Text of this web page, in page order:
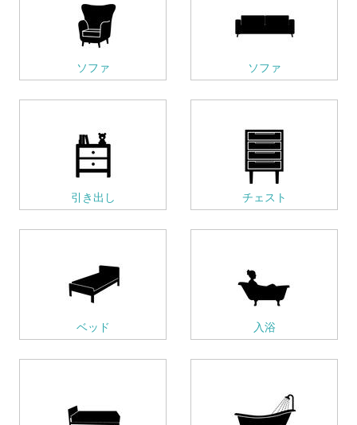
ソファ ソファ
引き出し チェスト
ベッド 入浴